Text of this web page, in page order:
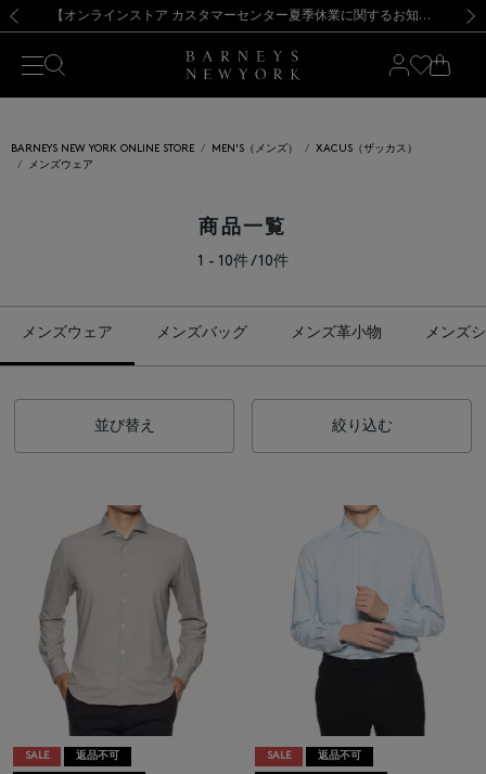
新規登録のお客様も対象！＜MY BARNEYS＞会員のお客様は11,000円（税込）以上のお買上げで常時送料無料！お買い物の際は会員登録を！
【夏季休業に伴う出荷一時停止のお知らせ】(2026.8.7) 【オンラインストア カスタマーセンター夏季休業に関するお知らせ】（2026.8.7）
【夏季休業に伴う返品・交換承り一時停止のお知らせ】（2026.8.5）
熊本県を中心とした地震の影響によるお荷物のお届けについて
【開催中】SUMMER SALEのご案内・ご注意事項 新規登録のお客様も対象！＜MY BARNEYS＞会員のお客様は11,000円（税込）以上のお買上げで常時送料無料！お買い物の際は会員登録を！
【夏季休業に伴う出荷一時停止のお知らせ】(2026.8.7)
BARNEYS NEW YORK ONLINE STORE MEN'S（メンズ）
XACUS（ザッカス）
メンズウェア
商品一覧
1 - 10件 / 10件
メンズウェア メンズバッグ メンズ革小物 メンズ
並び替え 絞り込む
SALE 返品不可 SALE 返品不可